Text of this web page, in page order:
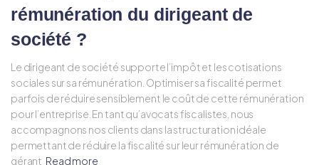
rémunération du dirigeant de
société ?
Le dirigeant de société supporte l’impôt et les cotisations
sociales sur sa rémunération. Optimiser sa fiscalité permet
parfois de réduire sensiblement le coût de cette rémunération
pour l’entreprise. En tant qu’avocats fiscalistes, nous
accompagnons nos clients dans la structuration idéale
permettant de réduire la fiscalité sur leur rémunération de
gérant Read more